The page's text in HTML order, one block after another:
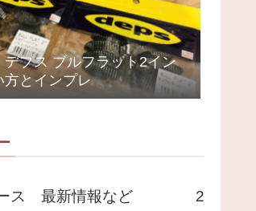
デプス ブルフラット2イン
とインプレ
ス 最新情報など 2